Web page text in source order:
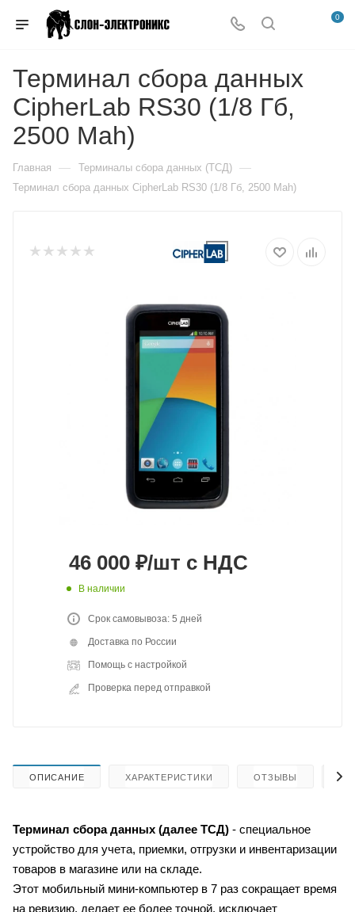
0
Терминал сбора данных
CipherLab RS30 (1/8 Гб,
2500 Mah)
Главная — Терминалы сбора данных (ТСД) —
Терминал сбора данных CipherLab RS30 (1/8 Гб, 2500 Mah)
46 000 ₽/шт с НДС
В наличии
Срок самовывоза: 5 дней
Доставка по России
Помощь с настройкой
Проверка перед отправкой
ОПИСАНИЕ ХАРАКТЕРИСТИКИ ОТЗЫВЫ
Терминал сбора данных (далее ТСД) - специальное
устройство для учета, приемки, отгрузки и инвентаризации
товаров в магазине или на складе.
Этот мобильный мини-компьютер в 7 раз сокращает время
на ревизию, делает ее более точной, исключает